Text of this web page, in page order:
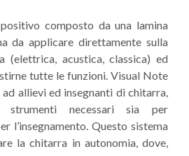
composto da una lamina
da applicare direttamente sulla
(elettrica, acustica, classica) ed
tutte le funzioni. Visual Note
allievi ed insegnanti di chitarra,
necessari sia per
l’insegnamento. Questo sistema
la chitarra in autonomia, dove,